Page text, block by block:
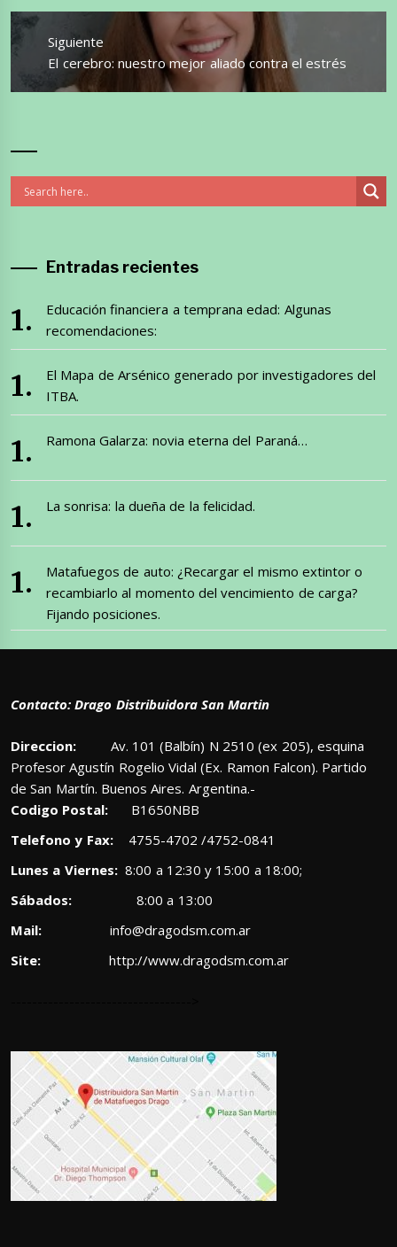
Siguiente
Entrada
siguiente:
El cerebro: nuestro mejor aliado contra el estrés
Entradas recientes
Educación financiera a temprana edad: Algunas
recomendaciones:
El Mapa de Arsénico generado por investigadores del
ITBA.
Ramona Galarza: novia eterna del Paraná…
La sonrisa: la dueña de la felicidad.
Matafuegos de auto: ¿Recargar el mismo extintor o
recambiarlo al momento del vencimiento de carga?
Fijando posiciones.
Contacto: Drago Distribuidora San Martin
Direccion: Av. 101 (Balbín) N 2510 (ex 205), esquina
Profesor Agustín Rogelio Vidal (Ex. Ramon Falcon). Partido
de San Martín. Buenos Aires. Argentina.-
Codigo Postal: B1650NBB
Telefono y Fax:4755-4702 /4752-0841
Lunes a Viernes:8:00 a 12:30 y 15:00 a 18:00;
Sábados: 8:00 a 13:00
Mail:
info@dragodsm.com.ar
Site:
http://www.dragodsm.com.ar